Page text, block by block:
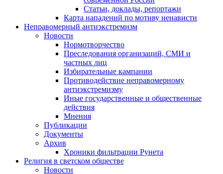
Статьи, доклады, репортажи
Карта нападений по мотиву ненависти
Неправомерный антиэкстремизм
Новости
Нормотворчество
Преследования организаций, СМИ и
частных лиц
Избирательные кампании
Противодействие неправомерному
антиэкстремизму
Иные государственные и общественные
действия
Мнения
Публикации
Документы
Архив
Хроники фильтрации Рунета
Религия в светском обществе
Новости